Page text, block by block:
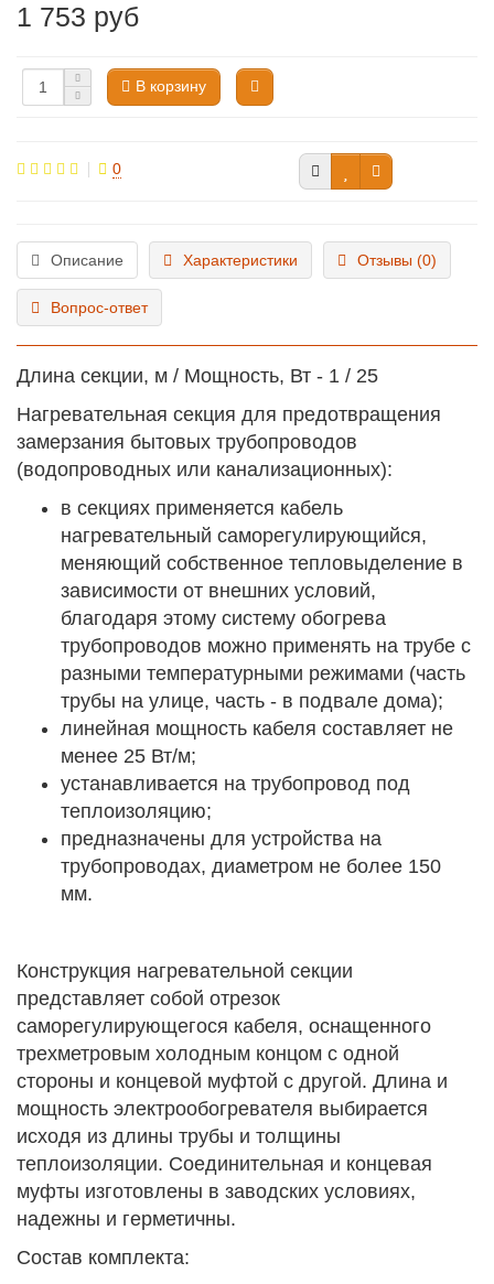
1 753 руб
В корзину
0
Описание Характеристики Отзывы (0)
Вопрос-ответ
Длина секции, м / Мощность, Вт - 1 / 25
Нагревательная секция для предотвращения
замерзания бытовых трубопроводов
(водопроводных или канализационных):
в секциях применяется кабель
нагревательный саморегулирующийся,
меняющий собственное тепловыделение в
зависимости от внешних условий,
благодаря этому систему обогрева
трубопроводов можно применять на трубе с
разными температурными режимами (часть
трубы на улице, часть - в подвале дома);
линейная мощность кабеля составляет не
менее 25 Вт/м;
устанавливается на трубопровод под
теплоизоляцию;
предназначены для устройства на
трубопроводах, диаметром не более 150
мм.
Конструкция нагревательной секции
представляет собой отрезок
саморегулирующегося кабеля, оснащенного
трехметровым холодным концом с одной
стороны и концевой муфтой с другой. Длина и
мощность электрообогревателя выбирается
исходя из длины трубы и толщины
теплоизоляции. Соединительная и концевая
муфты изготовлены в заводских условиях,
надежны и герметичны.
Состав комплекта: